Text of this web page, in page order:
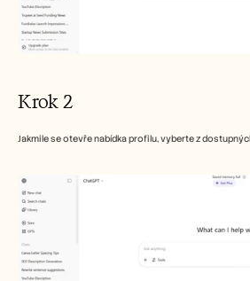
Krok 2
Jakmile se otevře nabídka profilu, vyberte z